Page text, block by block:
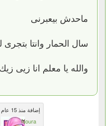
ماحدش بيعبرنى
سال الحمار وانتا بتجرى
والله يا معلم انا زيى
إضافة منذ 15 عام
Noura